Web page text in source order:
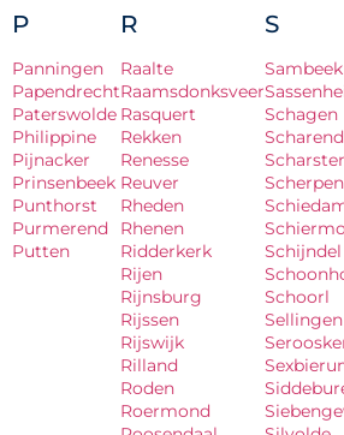
P
Panningen
Papendrecht
Paterswolde
Philippine
Pijnacker
Prinsenbeek
Punthorst
Purmerend
Putten
R
Raalte
Raamsdonksveer
Rasquert
Rekken
Renesse
Reuver
Rheden
Rhenen
Ridderkerk
Rijen
Rijnsburg
Rijssen
Rijswijk
Rilland
Roden
Roermond
S
Sambeek
Schagen
Schijndel
Schoorl
Sellingen